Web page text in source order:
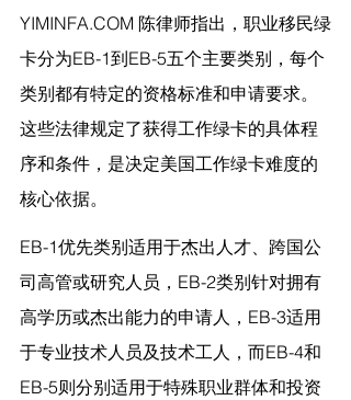
YIMINFA.COM 陈律师指出， 职业移民绿
卡分为EB-1到EB-5五个主要类别，每个
类别都有特定的资格标准和申请要求。
这些法律规定了获得工作绿卡的具体程
序和条件，是决定美国工作绿卡难度的
核心依据。
EB-1优先类别适用于杰出人才、跨国公
司高管或研究人员，EB-2类别针对拥有
高学历或杰出能力的申请人，EB-3适用
于专业技术人员及技术工人，而EB-4和
EB-5则分别适用于特殊职业群体和投资